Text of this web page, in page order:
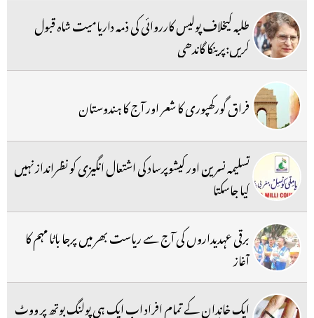
طلبہ کیخلاف پولیس کارروائی کی ذمہ داریامیت شاہ قبول
کریں:پرینکا گاندھی
فراق گورکھپوری کا شعر اور آج کا ہندوستان
تسلیمہ نسرین اور کیشوپرساد کی اشتعال انگیزی کو نظرانداز نہیں
کیا جاسکتا
برقی عہدیداروں کی آج سے ریاست بھر میں پرجا باٹا مہم کا
آغاز
ایک خاندان کے تمام افراد اب ایک ہی پولنگ بوتھ پر ووٹ